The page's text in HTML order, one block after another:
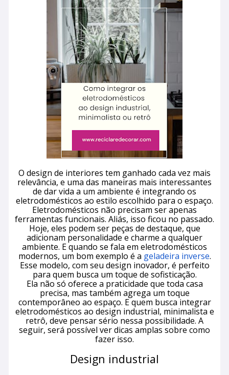
O design de interiores tem ganhado cada vez mais
relevância, e uma das maneiras mais interessantes
de dar vida a um ambiente é integrando os
eletrodomésticos ao estilo escolhido para o espaço.
Eletrodomésticos não precisam ser apenas
ferramentas funcionais. Aliás, isso ficou no passado.
Hoje, eles podem ser peças de destaque, que
adicionam personalidade e charme a qualquer
ambiente. E quando se fala em eletrodomésticos
modernos, um bom exemplo é a geladeira inverse.
Esse modelo, com seu design inovador, é perfeito
para quem busca um toque de sofisticação.
Ela não só oferece a praticidade que toda casa
precisa, mas também agrega um toque
contemporâneo ao espaço. E quem busca integrar
eletrodomésticos ao design industrial, minimalista e
retrô, deve pensar sério nessa possibilidade. A
seguir, será possível ver dicas amplas sobre como
fazer isso.
Design industrial